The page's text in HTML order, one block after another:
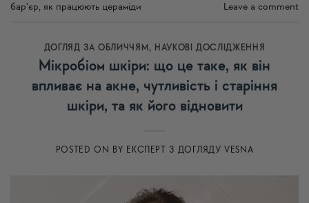
бар'єр, як працюють цераміди Leave a comment
ДОГЛЯД ЗА ОБЛИЧЧЯМ , НАУКОВІ ДОСЛІДЖЕННЯ
Мікробіом шкіри: що це таке, як він
впливає на акне, чутливість і старіння
шкіри, та як його відновити
POSTED ON BY ЕКСПЕРТ З ДОГЛЯДУ VESNA